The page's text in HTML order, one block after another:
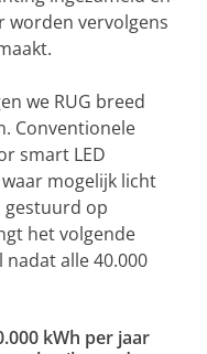
vervolgens
we RUG breed
Conventionele
smart LED
mogelijk licht
gestuurd op
het volgende
alle 40.000
kWh per jaar